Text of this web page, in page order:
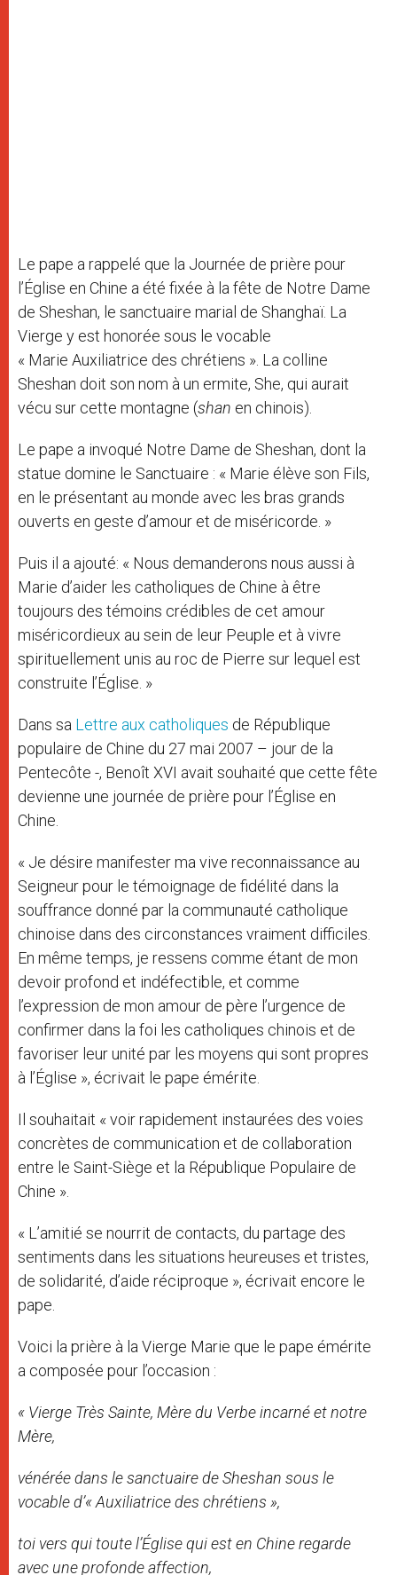
Le pape a rappelé que la Journée de prière pour
l’Église en Chine a été fixée à la fête de Notre Dame
de Sheshan, le sanctuaire marial de Shanghaï. La
Vierge y est honorée sous le vocable
« Marie Auxiliatrice des chrétiens ». La colline
Sheshan doit son nom à un ermite, She, qui aurait
vécu sur cette montagne (shan en chinois).
Le pape a invoqué Notre Dame de Sheshan, dont la
statue domine le Sanctuaire : « Marie élève son Fils,
en le présentant au monde avec les bras grands
ouverts en geste d’amour et de miséricorde. »
Puis il a ajouté: « Nous demanderons nous aussi à
Marie d’aider les catholiques de Chine à être
toujours des témoins crédibles de cet amour
miséricordieux au sein de leur Peuple et à vivre
spirituellement unis au roc de Pierre sur lequel est
construite l’Église. »
Dans sa Lettre aux catholiques de République
populaire de Chine du 27 mai 2007 – jour de la
Pentecôte -, Benoît XVI avait souhaité que cette fête
devienne une journée de prière pour l’Église en
Chine.
« Je désire manifester ma vive reconnaissance au
Seigneur pour le témoignage de fidélité dans la
souffrance donné par la communauté catholique
chinoise dans des circonstances vraiment difficiles.
En même temps, je ressens comme étant de mon
devoir profond et indéfectible, et comme
l’expression de mon amour de père l’urgence de
confirmer dans la foi les catholiques chinois et de
favoriser leur unité par les moyens qui sont propres
à l’Église », écrivait le pape émérite.
Il souhaitait « voir rapidement instaurées des voies
concrètes de communication et de collaboration
entre le Saint-Siège et la République Populaire de
Chine ».
« L’amitié se nourrit de contacts, du partage des
sentiments dans les situations heureuses et tristes,
de solidarité, d’aide réciproque », écrivait encore le
pape.
Voici la prière à la Vierge Marie que le pape émérite
a composée pour l’occasion :
« Vierge Très Sainte, Mère du Verbe incarné et notre
Mère,
vénérée dans le sanctuaire de Sheshan sous le
vocable d’« Auxiliatrice des chrétiens »,
toi vers qui toute l’Église qui est en Chine regarde
avec une profonde affection,